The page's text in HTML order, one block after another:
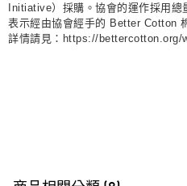
Initiative）採購。協會的運作採用
表示經由協會經手的 Better Cotton
詳情請見：https://bettercotton.org/